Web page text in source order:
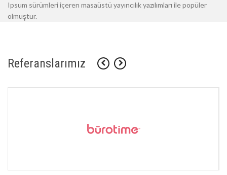
Ipsum sürümleri içeren masaüstü yayıncılık yazılımları ile popüler
olmuştur.
Referanslarımız